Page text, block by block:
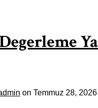
on Temmuz 28,